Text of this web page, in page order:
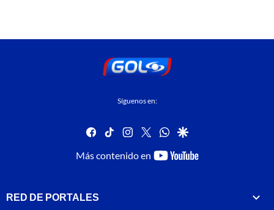
Síguenos en:
facebook
tiktok instagram
twitterwhatsapp
google
Más contenido en
youtube-
RED DE PORTALES